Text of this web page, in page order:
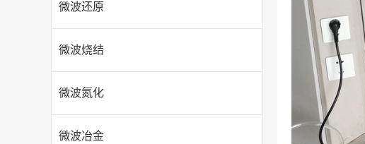
微波还原
微波烧结
微波氮化
微波冶金